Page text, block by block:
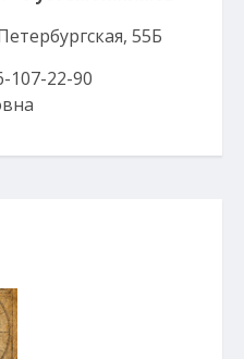
55Б
107-22-90